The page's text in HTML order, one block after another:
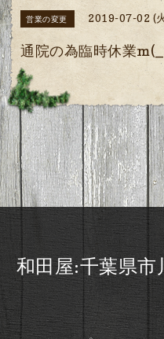
営業の変更 2019-07-02 (
通院の為臨時休業
和田屋:千葉県